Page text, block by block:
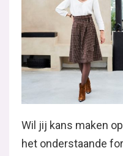
Wil jij kans maken
het onderstaande